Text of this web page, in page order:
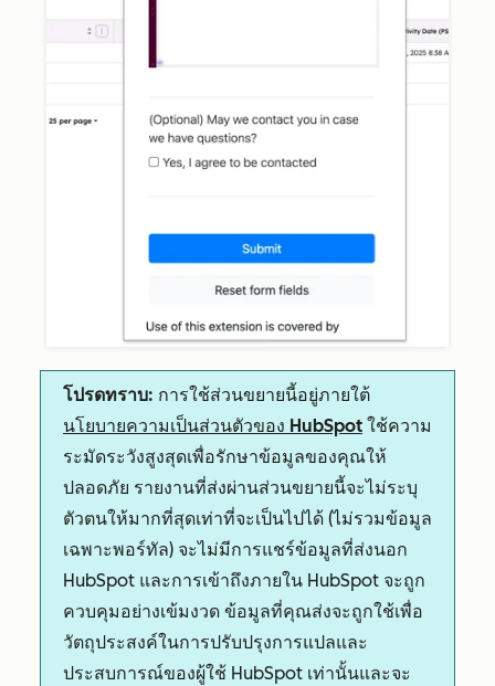
โปรดทราบ: การใช้ส่วนขยายนี้อยู่ภายใต้
นโยบายความเป็นส่วนตัวของ HubSpot ใช้ความ
ระมัดระวังสูงสุดเพื่อรักษาข้อมูลของคุณให้
ปลอดภัย รายงานที่ส่งผ่านส่วนขยายนี้จะไม่ระบุ
ตัวตนให้มากที่สุดเท่าที่จะเป็นไปได้ (ไม่รวมข้อมูล
เฉพาะพอร์ทัล) จะไม่มีการแชร์ข้อมูลที่ส่งนอก
HubSpot และการเข้าถึงภายใน HubSpot จะถูก
ควบคุมอย่างเข้มงวด ข้อมูลที่คุณส่งจะถูกใช้เพื่อ
วัตถุประสงค์ในการปรับปรุงการแปลและ
ประสบการณ์ของผู้ใช้ HubSpot เท่านั้นและจะ